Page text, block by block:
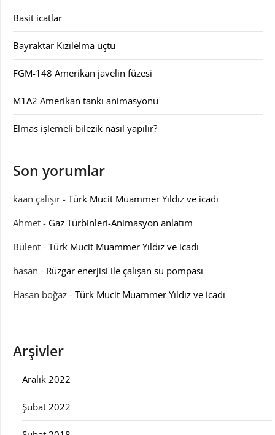
Basit icatlar
Bayraktar Kızılelma uçtu
FGM-148 Amerikan javelin füzesi
M1A2 Amerikan tankı animasyonu
Elmas işlemeli bilezik nasıl yapılır?
Son yorumlar
kaan çalışır - Türk Mucit Muammer Yıldız ve icadı
Ahmet - Gaz Türbinleri-Animasyon anlatım
Bülent - Türk Mucit Muammer Yıldız ve icadı
hasan - Rüzgar enerjisi ile çalışan su pompası
Hasan boğaz - Türk Mucit Muammer Yıldız ve icadı
Arşivler
Aralık 2022
Şubat 2022